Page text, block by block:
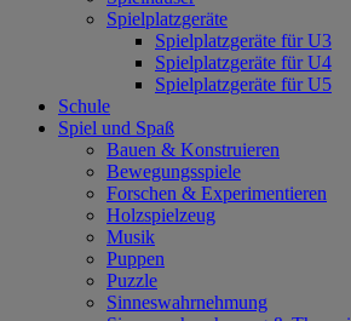
Spielplatzgeräte
Spielplatzgeräte für U3
Spielplatzgeräte für U4
Spielplatzgeräte für U5
Schule
Spiel und Spaß
Bauen & Konstruieren
Bewegungsspiele
Forschen & Experimentieren
Holzspielzeug
Musik
Puppen
Puzzle
Sinneswahrnehmung